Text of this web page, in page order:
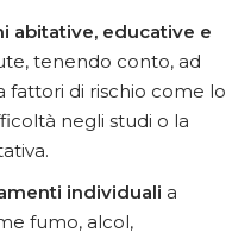
abitative, educative e
tenendo conto, ad
fattori di rischio come lo
negli studi o la
individuali a
fumo, alcol,